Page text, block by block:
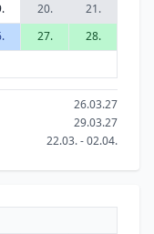
20.
21.
27.
28.
26.03.27
29.03.27
22.03. - 02.04.